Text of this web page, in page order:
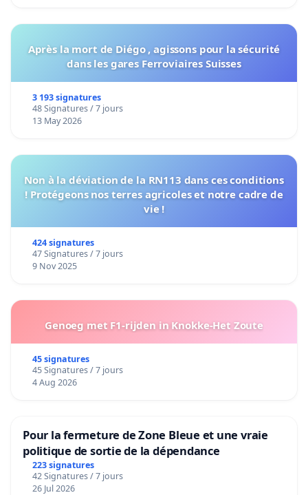
Après la mort de Diégo , agissons pour la sécurité
dans les gares Ferroviaires Suisses
3 193 signatures
48 Signatures / 7 jours
13 May 2026
Non à la déviation de la RN113 dans ces conditions
! Protégeons nos terres agricoles et notre cadre de
vie !
424 signatures
47 Signatures / 7 jours
9 Nov 2025
Genoeg met F1-rijden in Knokke-Het Zoute
45 signatures
45 Signatures / 7 jours
4 Aug 2026
Pour la fermeture de Zone Bleue et une vraie
politique de sortie de la dépendance
223 signatures
42 Signatures / 7 jours
26 Jul 2026